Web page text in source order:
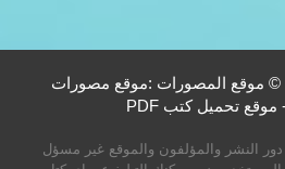
موقع المصورات :موقع مصورات
النشر والمؤلفون والموقع غير مسؤل